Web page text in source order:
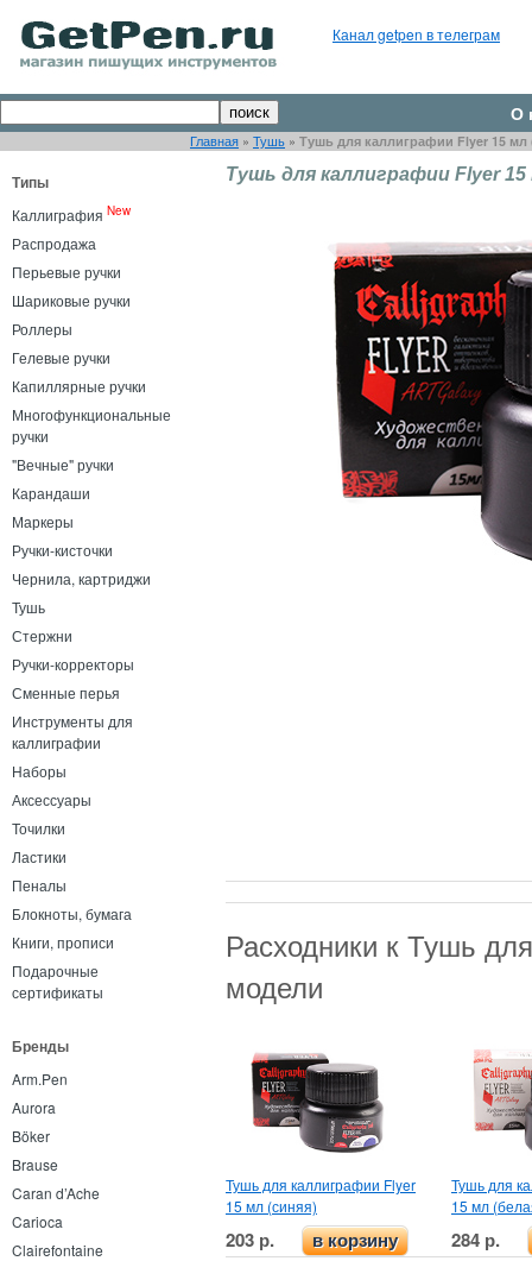
Канал getpen в телеграм
О
Главная » Тушь » Тушь для каллиграфии Flyer 15 мл
Типы
Каллиграфия New
Распродажа
Перьевые ручки
Шариковые ручки
Роллеры
Гелевые ручки
Капиллярные ручки
Многофункциональные
ручки
"Вечные" ручки
Карандаши
Маркеры
Ручки-кисточки
Чернила, картриджи
Тушь
Стержни
Ручки-корректоры
Сменные перья
Инструменты для
каллиграфии
Наборы
Аксессуары
Точилки
Ластики
Пеналы
Блокноты, бумага
Книги, прописи
Подарочные
сертификаты
Бренды
Arm.Pen
Aurora
Böker
Brause
Caran d’Ache
Carioca
Clairefontaine
Тушь для каллиграфии Flyer 15
Расходники к Тушь
модели
Тушь для каллиграфии Flyer
15 мл (синяя)
203 р. в корзину
Тушь для
15 мл
284 р.